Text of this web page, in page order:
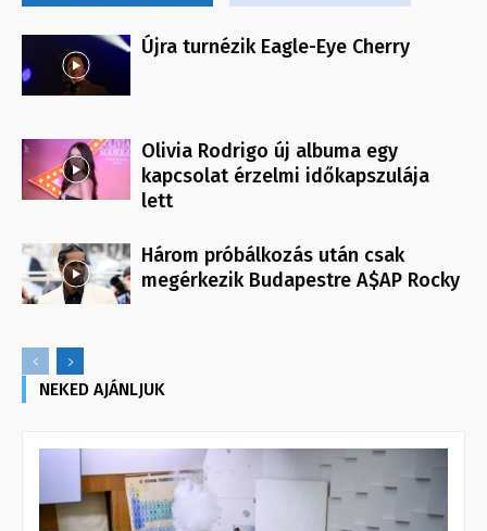
Újra turnézik Eagle-Eye Cherry
Olivia Rodrigo új albuma egy
kapcsolat érzelmi időkapszulája
lett
Három próbálkozás után csak
megérkezik Budapestre A$AP Rocky
NEKED AJÁNLJUK